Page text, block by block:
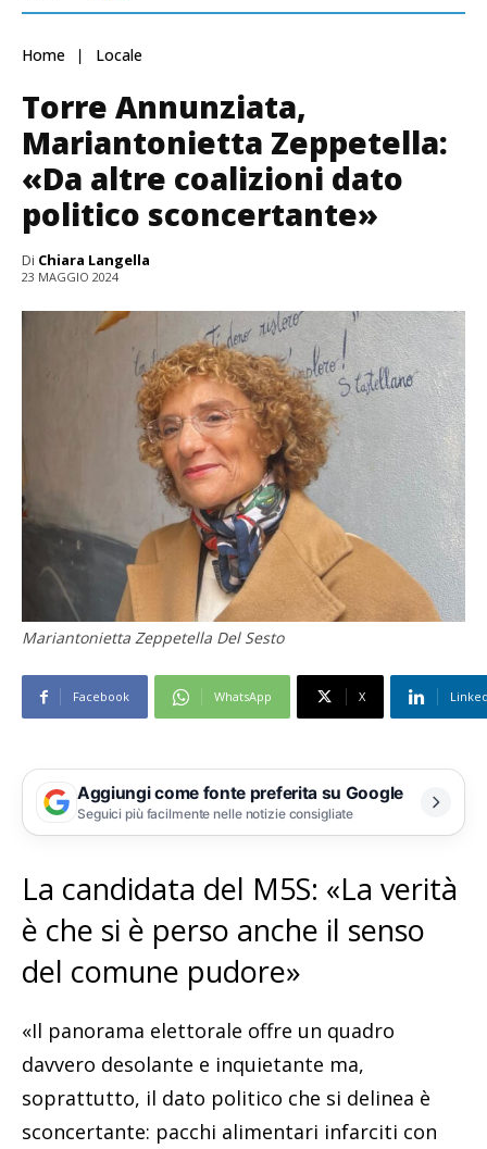
Home Locale
Torre Annunziata,
Mariantonietta Zeppetella:
«Da altre coalizioni dato
politico sconcertante»
Di Chiara Langella
23 MAGGIO 2024
Mariantonietta Zeppetella Del Sesto
Facebook WhatsApp X
Aggiungi come fonte preferita su Google
Seguici più facilmente nelle notizie consigliate
La candidata del M5S: «La verità
è che si è perso anche il senso
del comune pudore»
«Il panorama elettorale offre un quadro
davvero desolante e inquietante ma,
soprattutto, il dato politico che si delinea è
sconcertante: pacchi alimentari infarciti con